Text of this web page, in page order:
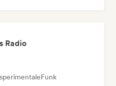
Radio
Funk